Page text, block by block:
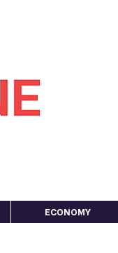
ECONOMY